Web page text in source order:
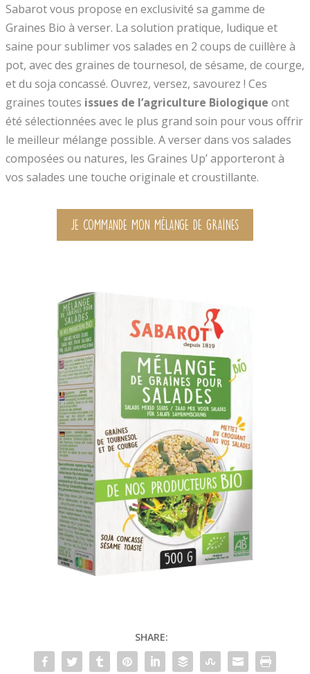
Sabarot vous propose en exclusivité sa gamme de
Graines Bio à verser. La solution pratique, ludique et
saine pour sublimer vos salades en 2 coups de cuillère à
pot, avec des graines de tournesol, de sésame, de courge,
et du soja concassé. Ouvrez, versez, savourez ! Ces
graines toutes issues de l’agriculture Biologique ont
été sélectionnées avec le plus grand soin pour vous offrir
le meilleur mélange possible. A verser dans vos salades
composées ou natures, les Graines Up’ apporteront à
vos salades une touche originale et croustillante.
JE COMMANDE mon mélange de graines
SHARE: